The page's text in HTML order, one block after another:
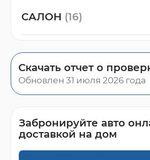
САЛОН (16)
Скачать отчет о
Обновлен 31 июля 2026 года
Забронируйте авто
доставкой на дом